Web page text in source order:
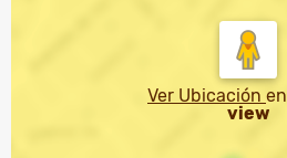
Ver Ubicación en
view